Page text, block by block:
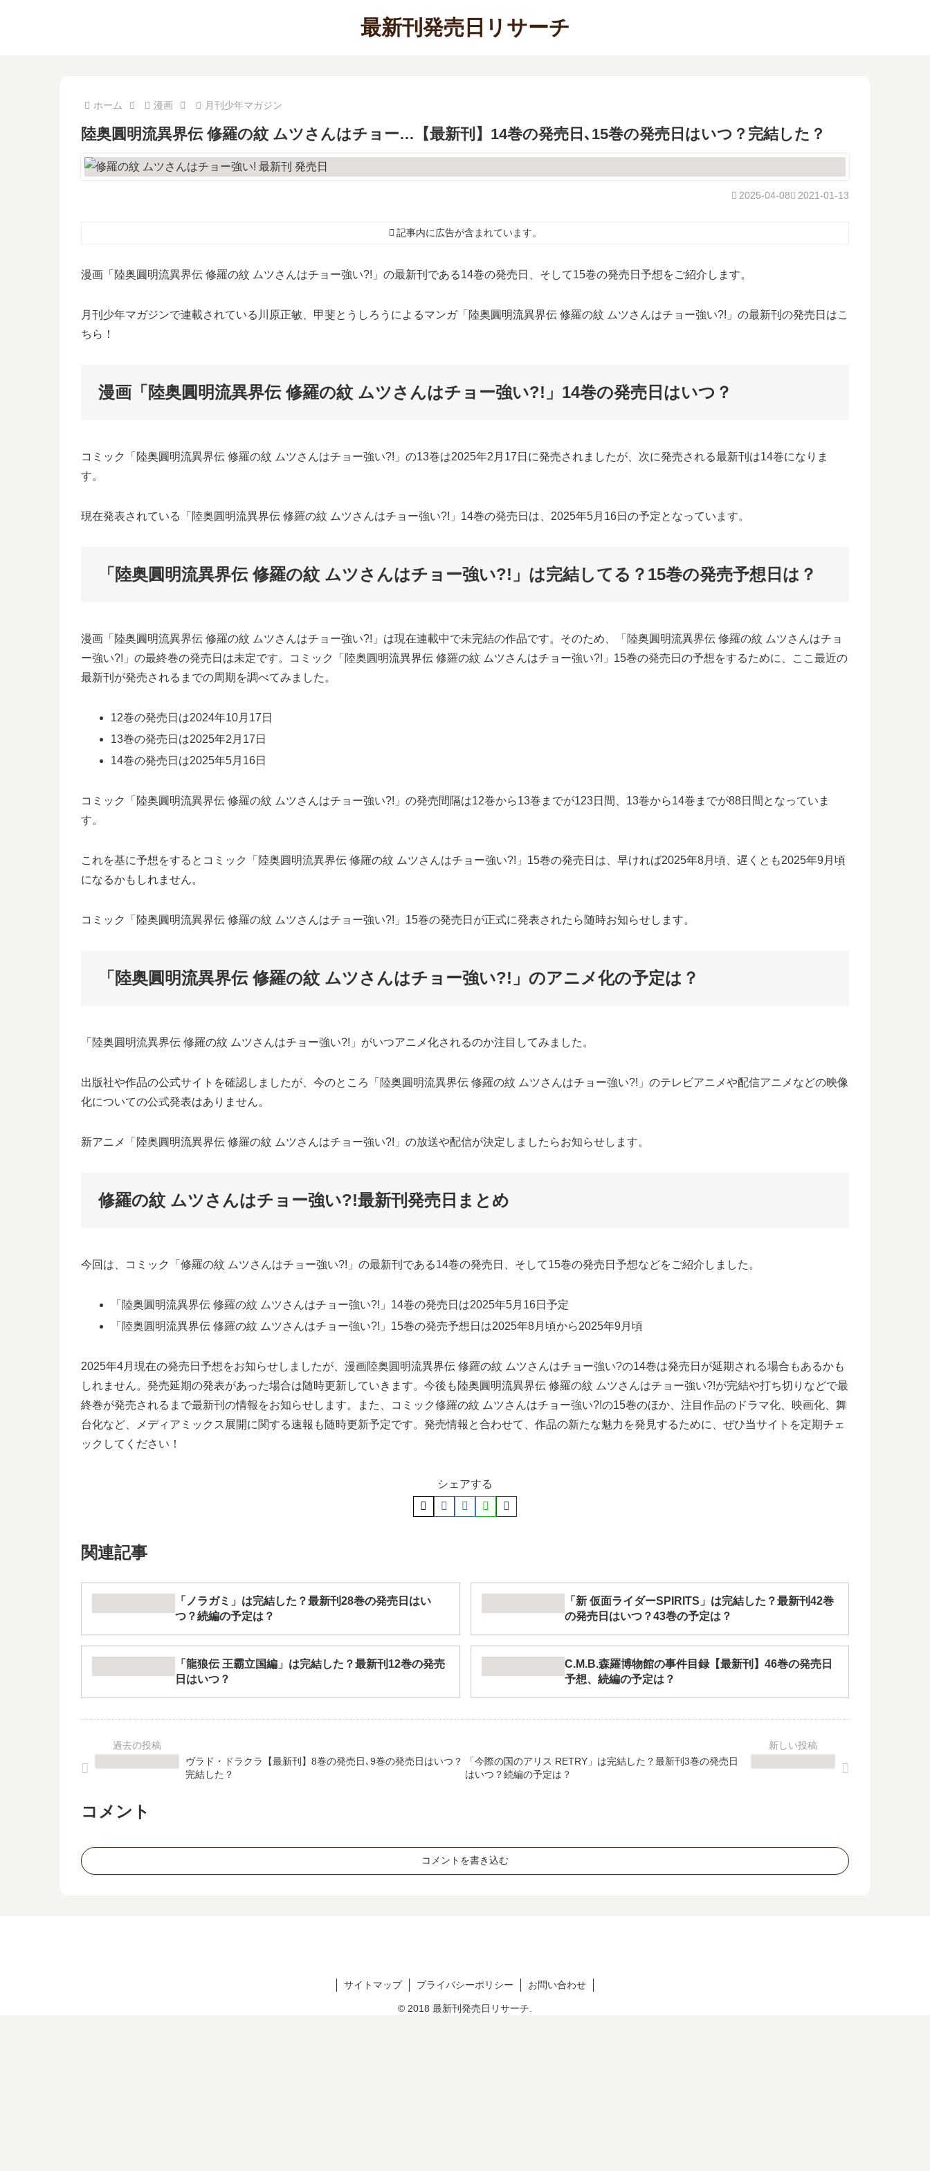
最新刊発売日リサーチ
ホーム 漫画 月刊少年マガジン
陸奥圓明流異界伝 修羅の紋 ムツさんはチョー…【最新刊】14巻の発売日､15巻の発売日はいつ？完結した？
2021-01-13
2025-04-08
記事内に広告が含まれています。
漫画「陸奥圓明流異界伝 修羅の紋 ムツさんはチョー強い?!」の最新刊である14巻の発売日、そして15巻の発売日予想をご紹介します。
月刊少年マガジンで連載されている川原正敏、甲斐とうしろうによるマンガ「陸奥圓明流異界伝 修羅の紋 ムツさんはチョー強い?!」の最新刊の発売日はこ
ちら！
漫画「陸奥圓明流異界伝 修羅の紋 ムツさんはチョー強い?!」14巻の発売日はいつ？
コミック「陸奥圓明流異界伝 修羅の紋 ムツさんはチョー強い?!」の13巻は2025年2月17日に発売されましたが、次に発売される最新刊は14巻になりま
す。
現在発表されている「陸奥圓明流異界伝 修羅の紋 ムツさんはチョー強い?!」14巻の発売日は、2025年5月16日の予定となっています。
「陸奥圓明流異界伝 修羅の紋 ムツさんはチョー強い?!」は完結してる？15巻の発売予想日は？
漫画「陸奥圓明流異界伝 修羅の紋 ムツさんはチョー強い?!」は現在連載中で未完結の作品です。そのため、「陸奥圓明流異界伝 修羅の紋 ムツさんはチョ
ー強い?!」の最終巻の発売日は未定です。コミック「陸奥圓明流異界伝 修羅の紋 ムツさんはチョー強い?!」15巻の発売日の予想をするために、ここ最近の
最新刊が発売されるまでの周期を調べてみました。
12巻の発売日は2024年10月17日
13巻の発売日は2025年2月17日
14巻の発売日は2025年5月16日
コミック「陸奥圓明流異界伝 修羅の紋 ムツさんはチョー強い?!」の発売間隔は12巻から13巻までが123日間、13巻から14巻までが88日間となっていま
す。
これを基に予想をするとコミック「陸奥圓明流異界伝 修羅の紋 ムツさんはチョー強い?!」15巻の発売日は、早ければ2025年8月頃、遅くとも2025年9月頃
になるかもしれません。
コミック「陸奥圓明流異界伝 修羅の紋 ムツさんはチョー強い?!」15巻の発売日が正式に発表されたら随時お知らせします。
「陸奥圓明流異界伝 修羅の紋 ムツさんはチョー強い?!」のアニメ化の予定は？
「陸奥圓明流異界伝 修羅の紋 ムツさんはチョー強い?!」がいつアニメ化されるのか注目してみました。
出版社や作品の公式サイトを確認しましたが、今のところ「陸奥圓明流異界伝 修羅の紋 ムツさんはチョー強い?!」のテレビアニメや配信アニメなどの映像
化についての公式発表はありません。
新アニメ「陸奥圓明流異界伝 修羅の紋 ムツさんはチョー強い?!」の放送や配信が決定しましたらお知らせします。
修羅の紋 ムツさんはチョー強い?!最新刊発売日まとめ
今回は、コミック「修羅の紋 ムツさんはチョー強い?!」の最新刊である14巻の発売日、そして15巻の発売日予想などをご紹介しました。
「陸奥圓明流異界伝 修羅の紋 ムツさんはチョー強い?!」14巻の発売日は2025年5月16日予定
「陸奥圓明流異界伝 修羅の紋 ムツさんはチョー強い?!」15巻の発売予想日は2025年8月頃から2025年9月頃
2025年4月現在の発売日予想をお知らせしましたが、漫画陸奥圓明流異界伝 修羅の紋 ムツさんはチョー強い?の14巻は発売日が延期される場合もあるかも
しれません。発売延期の発表があった場合は随時更新していきます。今後も陸奥圓明流異界伝 修羅の紋 ムツさんはチョー強い?!が完結や打ち切りなどで最
終巻が発売されるまで最新刊の情報をお知らせします。また、コミック修羅の紋 ムツさんはチョー強い?!の15巻のほか、注目作品のドラマ化、映画化、舞
台化など、メディアミックス展開に関する速報も随時更新予定です。発売情報と合わせて、作品の新たな魅力を発見するために、ぜひ当サイトを定期チェ
ックしてください！
シェアする
関連記事
「ノラガミ」は完結した？最新刊28巻の発売日はい
つ？続編の予定は？
「新 仮面ライダーSPIRITS」は完結した？最新刊42巻
の発売日はいつ？43巻の予定は？
「龍狼伝 王霸立国編」は完結した？最新刊12巻の発売
日はいつ？
C.M.B.森羅博物館の事件目録【最新刊】46巻の発売日
予想、続編の予定は？
ヴラド・ドラクラ【最新刊】8巻の発売日､9巻の発売日はいつ？
完結した？
「今際の国のアリス RETRY」は完結した？最新刊3巻の発売日
はいつ？続編の予定は？
コメント
コメントを書き込む
サイトマップ プライバシーポリシー お問い合わせ
© 2018 最新刊発売日リサーチ.